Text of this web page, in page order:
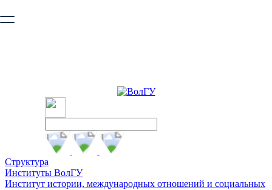
безопасную работу с сайтом. Пожалуйста
Структура
Институты ВолГУ
Институт истории, международных отношений и социальных